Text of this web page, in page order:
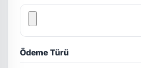
Ödeme Türü